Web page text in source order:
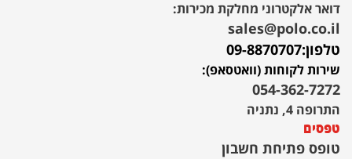
דואר אלקטרוני מחלקת מכירות:
sales@polo.co.il
טלפון:09-8870707
שירות לקוחות (וואטסאפ):
054-362-7272
התרופה 4, נתניה
טפסים
טופס פתיחת חשבון